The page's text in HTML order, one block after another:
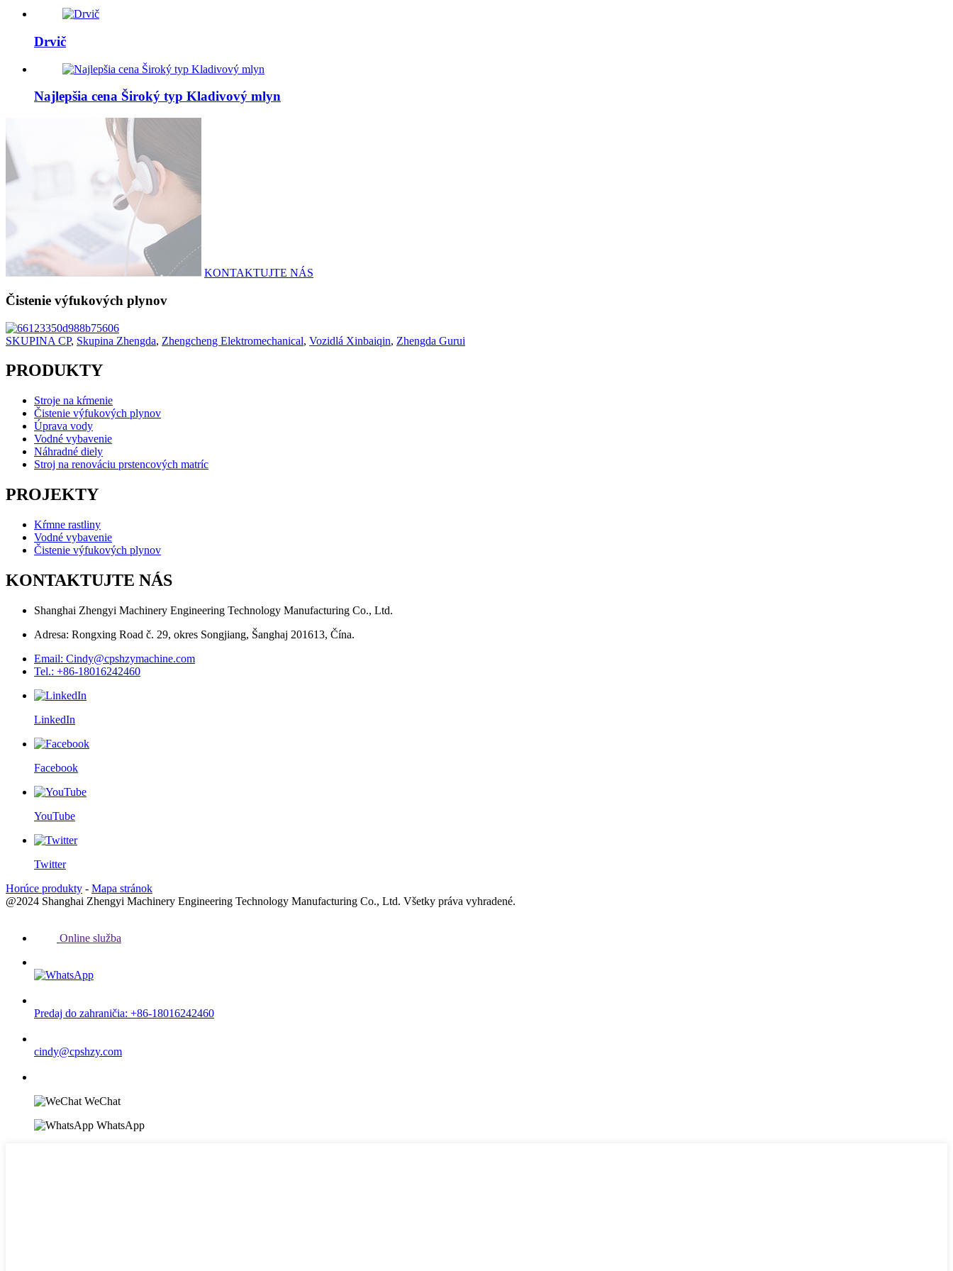
Drvič
Najlepšia cena Široký typ Kladivový mlyn
KONTAKTUJTE NÁS
Čistenie výfukových plynov
SKUPINA CP, Skupina Zhengda, Zhengcheng Elektromechanical, Vozidlá Xinbaiqin, Zhengda Gurui
PRODUKTY
Stroje na kŕmenie
Čistenie výfukových plynov
Úprava vody
Vodné vybavenie
Náhradné diely
Stroj na renováciu prstencových matríc
PROJEKTY
Kŕmne rastliny
Vodné vybavenie
Čistenie výfukových plynov
KONTAKTUJTE NÁS
Shanghai Zhengyi Machinery Engineering Technology Manufacturing Co., Ltd.
Adresa: Rongxing Road č. 29, okres Songjiang, Šanghaj 201613, Čína.
Email: Cindy@cpshzymachine.com
Tel.: +86-18016242460
LinkedIn
Facebook
YouTube
Twitter
Horúce produkty - Mapa stránok
@2024 Shanghai Zhengyi Machinery Engineering Technology Manufacturing Co., Ltd. Všetky práva vyhradené.
Online služba
Predaj do zahraničia: +86-18016242460
cindy@cpshzy.com
WeChat
WhatsApp